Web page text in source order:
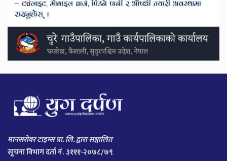
मानसरोवर टाइम्स प्रा. लि. द्वारा सञ्चालित
सूचना विभाग दर्ता नं. ३१११-२०७८/७९